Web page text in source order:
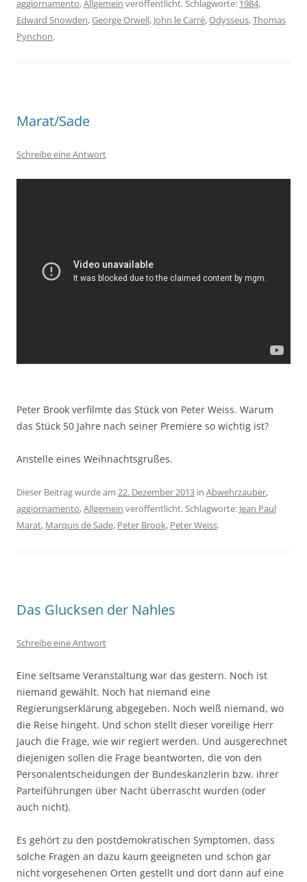
aggiornamento,Allgemein veröffentlicht. Schlagworte: 1984,
Edward Snowden,George Orwell, John le Carré,Odysseus,Thomas
Pynchon.
Marat/Sade
Schreibe eine Antwort
Peter Brook verfilmte das Stück von Peter Weiss. Warum
das Stück 50 Jahre nach seiner Premiere so wichtig ist?
Anstelle eines Weihnachtsgrußes.
Dieser Beitrag wurde am 22. Dezember 2013 in Abwehrzauber,
aggiornamento,Allgemein veröffentlicht. Schlagworte: Jean Paul
Marat, Marquis de Sade, Peter Brook, Peter Weiss.
Das Glucksen der Nahles
Schreibe eine Antwort
Eine seltsame Veranstaltung war das gestern. Noch ist
niemand gewählt. Noch hat niemand eine
Regierungserklärung abgegeben. Noch weiß niemand, wo
die Reise hingeht. Und schon stellt dieser voreilige Herr
Jauch die Frage, wie wir regiert werden. Und ausgerechnet
diejenigen sollen die Frage beantworten, die von den
Personalentscheidungen der Bundeskanzlerin bzw. ihrer
Parteiführungen über Nacht überrascht wurden (oder
auch nicht).
Es gehört zu den postdemokratischen Symptomen, dass
solche Fragen an dazu kaum geeigneten und schon gar
nicht vorgesehenen Orten gestellt und dort dann auf eine